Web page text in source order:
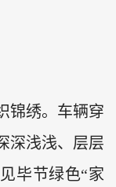
锦绣。车辆穿
深浅浅、层层
毕节绿色“家